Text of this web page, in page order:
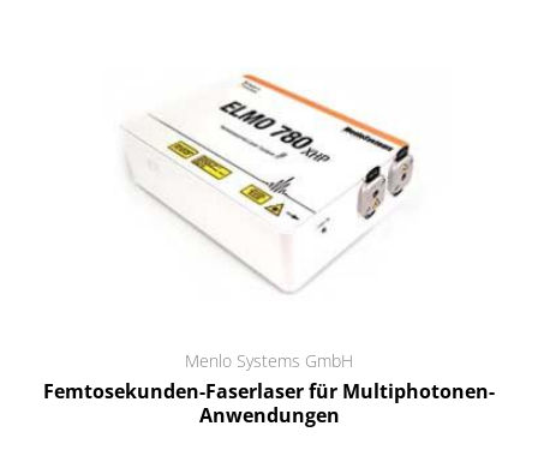
Menlo Systems GmbH
Femtosekunden-Faserlaser für Multiphotonen-
Anwendungen